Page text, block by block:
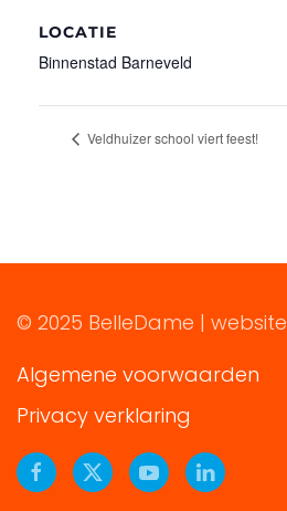
LOCATIE
Binnenstad Barneveld
Veldhuizer school viert feest!
© 2025 BelleDame | website
Algemene voorwaarden
Privacy verklaring